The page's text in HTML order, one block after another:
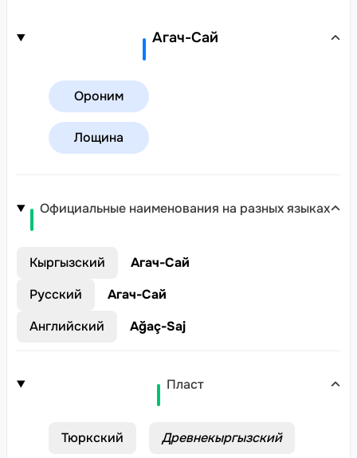
Агач-Сай
Ороним
Лощина
Официальные наименования на разных языках
Кыргызский
Агач-Сай
Русский
Агач-Сай
Английский
Ağaç-Saj
Пласт
Тюркский Древнекыргызский